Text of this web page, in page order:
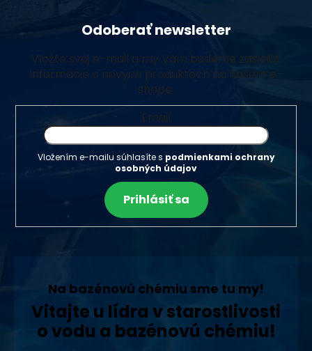
Odoberať newsletter
Vložte svoj e-mail a my Vám budeme zasielať
informácie o nových produktoch na našom e-
shope.
Email
Vložením e-mailu súhlasíte s podmienkami ochrany
osobných údajov
Prihlásiť sa
Na bazénovú chémiu sme tu my!
Vitajte u lídra v starostlivosti
o vodu a bazénovú chémiu!